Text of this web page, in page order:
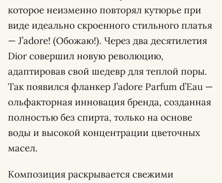
которое неизменно повторял кутюрье при
виде идеально скроенного стильного платья
— J’adore! (Обожаю!). Через два десятилетия
Dior совершил новую революцию,
адаптировав свой шедевр для теплой поры.
Так появился фланкер J’adore Parfum d’Eau —
ольфакторная инновация бренда, созданная
полностью без спирта, только на основе
воды и высокой концентрации цветочных
масел.
Композиция раскрывается свежими